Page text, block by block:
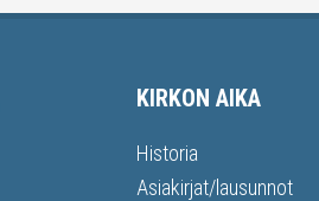
KIRKON AIKA
Historia
Asiakirjat/lausunnot